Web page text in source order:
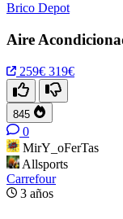
Brico Depot
Aire
259€ 319€
845
0
MirY_oFerTas
Allsports
Carrefour
3 años